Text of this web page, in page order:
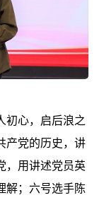
心，启后浪之
产党的历史，讲
，用讲述党员英
解；六号选手陈